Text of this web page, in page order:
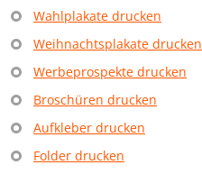
Wahlplakate drucken
Weihnachtsplakate drucken
Werbeprospekte drucken
Broschüren drucken
Aufkleber drucken
Folder drucken